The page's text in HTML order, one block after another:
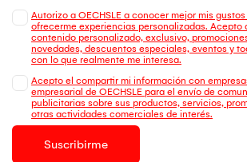
Autorizo a OECHSLE a conocer mejor mis
ofrecerme experiencias personalizadas. Acepto
contenido personalizado, exclusivo,
novedades, descuentos especiales, eventos y
con lo que realmente me interesa.
Acepto el compartir mi información con
empresarial de OECHSLE para el envío de
publicitarias sobre sus productos, servicios,
otras actividades comerciales de interés.
Suscribirme